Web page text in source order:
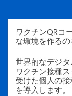
ワクチンQRコ
な環境を作るの
世界的なデジタ
ワクチン接種
受けた個人の
を導入します。